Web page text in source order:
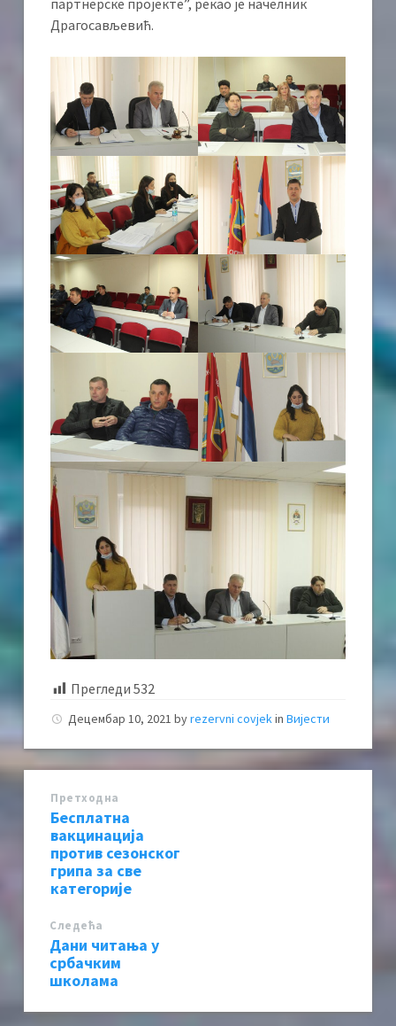
партнерске пројекте”, рекао је начелник
Драгосављевић.
Прегледи 532
Децембар 10, 2021 byrezervni covjekin Вијести
Претходна
Бесплатна
вакцинација
против сезонског
грипа за све
категорије
Следећa
Дани читања у
србачким
школама